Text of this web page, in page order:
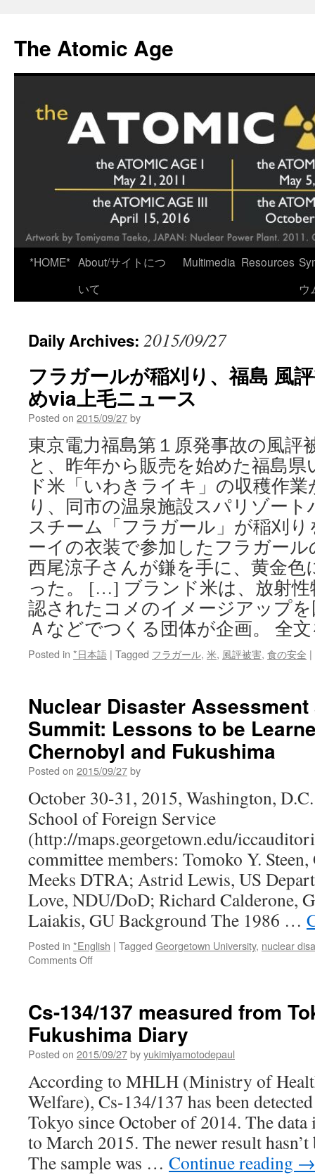
content
The Atomic Age
*HOME* About/サイトにつ
いて
Multimedia Resources
ウ
Daily Archives: 2015/09/27
フラガールが稲刈り、福島 風
めvia上毛ニュース
Posted on 2015/09/27by
東京電力福島第１原発事故の風評
と、昨年から販売を始めた福島
ド米「いわきライキ」の収穫作
り、同市の温泉施設スパリゾー
スチーム「フラガール」が稲刈
ーイの衣装で参加したフラガー
西尾涼子さんが鎌を手に、黄金色
った。 […] ブランド米は、放射性
認されたコメのイメージアップ
Ａなどでつくる団体が企画。 全
Posted in *日本語 | Tagged フラガール, 米, 風評被害, 食の安全 |
Nuclear Disaster
Summit: Lessons to be
Chernobyl and Fukushima
Posted on 2015/09/27by
October 30-31, 2015, Washington,
School of Foreign Service
(http://maps.georgetown.edu/
committee members: Tomoko Y.
Meeks DTRA; Astrid Lewis, US
Love, NDU/DoD; Richard Calderone,
Laiakis, GU Background The 1986 …
Posted in *English | Tagged Georgetown University, nuclear
Comments Offon
and
Recovery
Summit:
Lessons
be
Learned
from
Chernobyl
and
Fukushima
Cs-134/137 measured from
Fukushima Diary
Posted on 2015/09/27byyukimiyamotodepaul
According to MHLH (Ministry of
Welfare), Cs-134/137 has been
Tokyo since October of 2014. The
to March 2015. The newer result hasn’t
The sample was … Continue reading →